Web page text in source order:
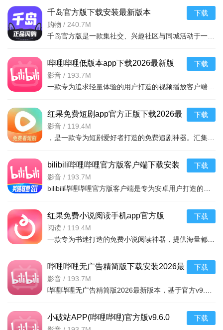
【国产动画】
春季国创齐上线！《百妖谱》《大理寺日志》《我开动物园
者》全部定档！bilibili独家等你来看~
哔哩哔哩官方版2026下载同屏追番必备神器合集
哔哩哔哩
弹幕互动体验最佳，追番看剧首选。
腾讯视频
海量版权剧集，高清流畅不卡顿。
优酷视频
经典老剧齐全，独播综艺超丰富。
爱奇艺
抖音
短视频刷不停，创意热点全掌握。
快手
老铁文化浓郁，生活记录更真实。
爱艺播放器
万能格式解码，本地视频全能播。
献络王
聚合全网资源，跨平台搜索神器。
bilibili哔哩哔哩官方版客户端下载安装2026最新版本
特别说明
官网或本页面提供的安全链接下载，避免第三方渠道捆绑恶意插
件。安装时若提示“未知来源”，请在系统设置中临时开启“允许安
装未知应用”，安装完成后建议关闭该权限。
2.常见问题
：若出现闪退或卡顿，请先尝试清除应用缓存（设置-
存储-清除缓存）；播放视频无声音时，检查系统音量及应用
千岛官方版下载安装最新版本
2026v6.57.0 2026手机版
购物 / 240.7M
下载
哔哩哔哩低版本app下载2026最新版
v9.6.0 2026手机版
影音 / 193.7M
下载
红果免费短剧app官方正版下载2026最
新版本v7.3.2.32 2026手机版
影音 / 119.4M
下载
bilibili哔哩哔哩官方版客户端下载安装
2026最新版本v9.6.0 2026安卓版
影音 / 193.7M
下载
红果免费小说阅读手机app官方版
v7.3.2.32 2026手机版免费小说阅读器
阅读 / 119.4M
下载
哔哩哔哩无广告精简版下载安装2026最
新版本v9.6.0 2026手机版
影音 / 193.7M
下载
小破站APP(哔哩哔哩)官方版v9.6.0
下载